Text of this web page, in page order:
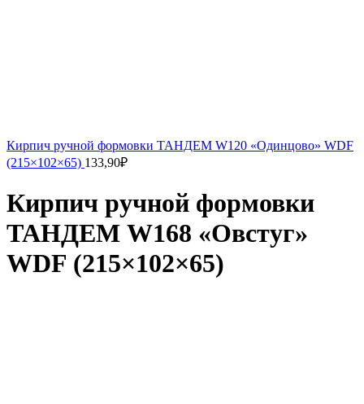
Кирпич ручной формовки ТАНДЕМ W120 «Одинцово» WDF
(215×102×65) 133,90₽
Кирпич ручной формовки
ТАНДЕМ W168 «Овстуг»
WDF (215×102×65)